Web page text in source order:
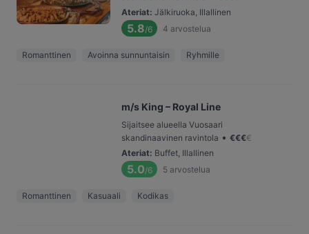
Ateriat: Jälkiruoka, Illallinen
5.8/6 4 arvostelua
Romanttinen Avoinna sunnuntaisin Ryhmille
m/s King – Royal Line
Sijaitsee alueella Vuosaari
skandinaavinen ravintola • €€€€
Ateriat: Buffet, Illallinen
5.0/6 5 arvostelua
Romanttinen Kasuaali Kodikas